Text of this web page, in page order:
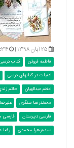
۲۵ آبان ۱۳۹۸ |
فاطمه فروتن کتاب درسی
ادبیات در کتابهای درسی
اعظم عبدالهیان
حاتم
محمّدرضا سنگری
فارسی دبیرستان
فارسی
سیده‌زهرا محمدی
رضا